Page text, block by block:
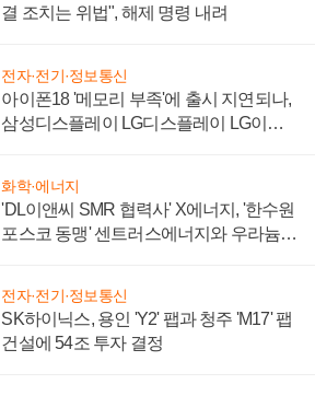
결 조치는 위법", 해제 명령 내려
전자·전기·정보통신
아이폰18 '메모리 부족'에 출시 지연되나,
삼성디스플레이 LG디스플레이 LG이노
화학·에너지
'DL이앤씨 SMR 협력사' X에너지, '한수원
포스코 동맹' 센트러스에너지와 우라늄
전자·전기·정보통신
SK하이닉스, 용인 'Y2' 팹과 청주 'M17' 팹
건설에 54조 투자 결정